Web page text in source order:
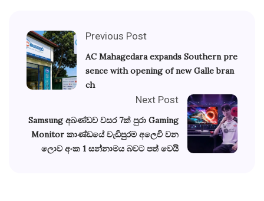
Previous Post
AC Mahagedara expands Southern pre
sence with opening of new Galle bran
ch
Next Post
Samsung අඛණ්ඩව වසර 7ක් පුරා Gaming
Monitor කාණ්ඩයේ වැඩිපුරම අලෙවි වන
ලොව අංක 1 සන්නාමය බවට පත් වෙයි